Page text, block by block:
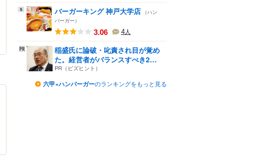
5 バーガーキング 神戸大学店 （ハン
バーガー）
3.06 4人
稲盛氏に論破・叱責され目が覚め
た。経営者がバランスすべき2
つ...
PR（ビズヒント）
六甲×ハンバーガーのランキングをもっと見る